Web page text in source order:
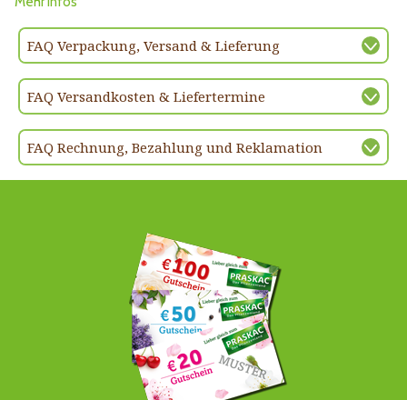
FAQ Verpackung, Versand & Lieferung
FAQ Versandkosten & Liefertermine
FAQ Rechnung, Bezahlung und Reklamation